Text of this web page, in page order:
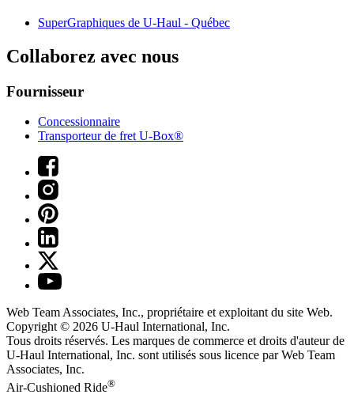
SuperGraphiques de U-Haul - Québec
Collaborez avec nous
Fournisseur
Concessionnaire
Transporteur de fret U-Box®
Web Team Associates, Inc., propriétaire et exploitant du site Web.
Copyright © 2026 U-Haul International, Inc.
Tous droits réservés. Les marques de commerce et droits d'auteur de
U-Haul International, Inc. sont utilisés sous licence par Web Team
Associates, Inc.
Air-Cushioned Ride®